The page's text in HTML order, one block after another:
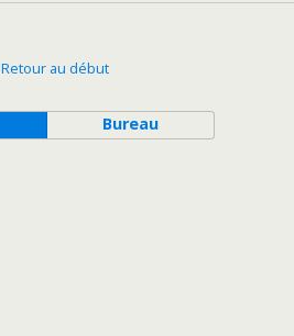
Retour au début
Bureau